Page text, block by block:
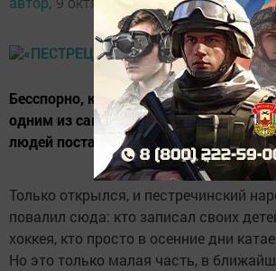
Бесспорно, крытый каток «Пестрецы-
одним из самых популярных мест
людей постарше.
Только открылся, и пестречинский
повалил сюда: кто записал своих
хоккея, кто просто в осенние дни
Но это только малая часть, в